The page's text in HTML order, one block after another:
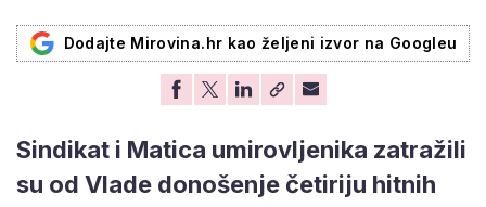
Dodajte Mirovina.hr kao željeni izvor na Googleu
Sindikat i Matica umirovljenika zatražili
su od Vlade donošenje četiriju hitnih